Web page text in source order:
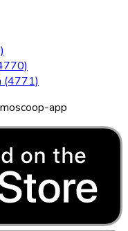
(4771)
app